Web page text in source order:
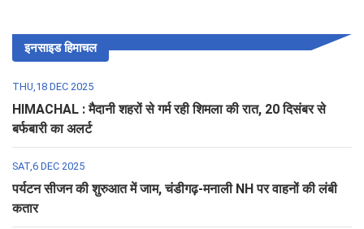
इनसाइड हिमाचल
THU,18 DEC 2025
HIMACHAL : मैदानी शहरों से गर्म रही शिमला की रात, 20 दिसंबर से
बर्फबारी का अलर्ट
SAT,6 DEC 2025
पर्यटन सीजन की शुरुआत में जाम, चंडीगढ़-मनाली NH पर वाहनों की लंबी
कतार